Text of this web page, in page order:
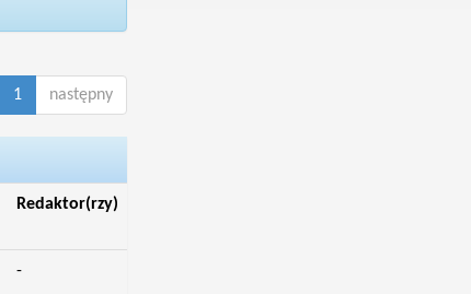
1 następny
Redaktor(rzy)
-